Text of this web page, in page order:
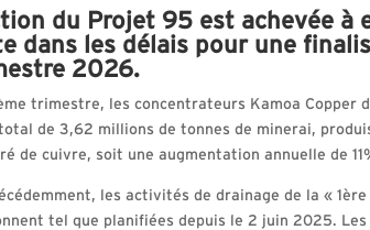
du Projet 95 est achevée à
dans les délais pour une
2026.
trimestre, les concentrateurs Kamoa Copper
de 3,62 millions de tonnes de minerai,
de cuivre, soit une augmentation annuelle de
les activités de drainage de la « 1ère
tel que planifiées depuis le 2 juin 2025. Les